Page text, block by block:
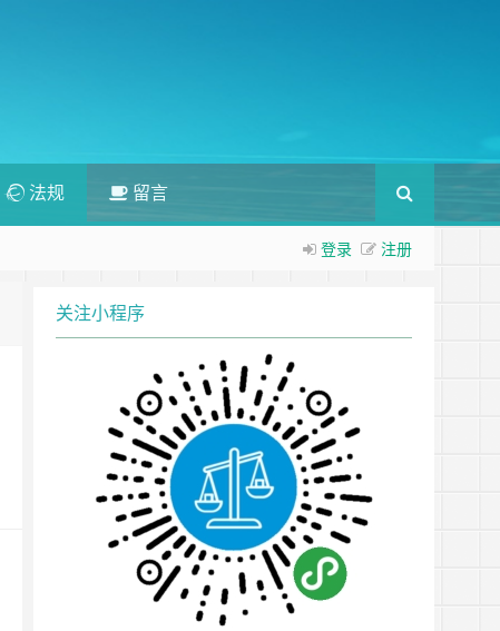
法规 留言
登录 注册
关注小程序